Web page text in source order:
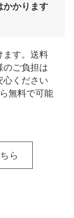
かかります
ます。送料
のご負担は
心ください
無料で可能
ら